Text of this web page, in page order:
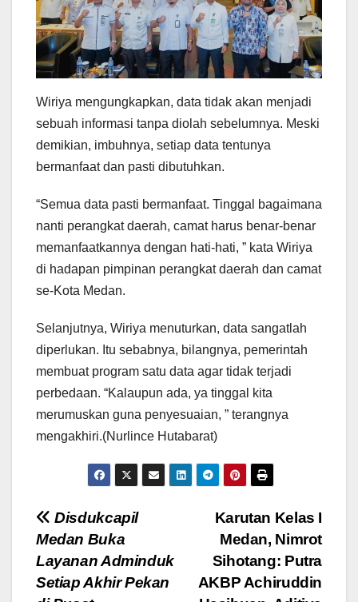
Wiriya mengungkapkan, data tidak akan menjadi
sebuah informasi tanpa diolah sebelumnya. Meski
demikian, imbuhnya, setiap data tentunya
bermanfaat dan pasti dibutuhkan.
“Semua data pasti bermanfaat. Tinggal bagaimana
nanti perangkat daerah, camat harus benar-benar
memanfaatkannya dengan hati-hati, ” kata Wiriya
di hadapan pimpinan perangkat daerah dan camat
se-Kota Medan.
Selanjutnya, Wiriya menuturkan, data sangatlah
diperlukan. Itu sebabnya, bilangnya, pemerintah
membuat program satu data agar tidak terjadi
perbedaan. “Kalaupun ada, ya tinggal kita
merumuskan guna penyesuaian, ” terangnya
mengakhiri.(Nurlince Hutabarat)
Navigasi
pos
Karutan Kelas I
Medan, Nimrot
Sihotang: Putra
AKBP Achiruddin
Disdukcapil
Medan Buka
Layanan Adminduk
Setiap Akhir Pekan